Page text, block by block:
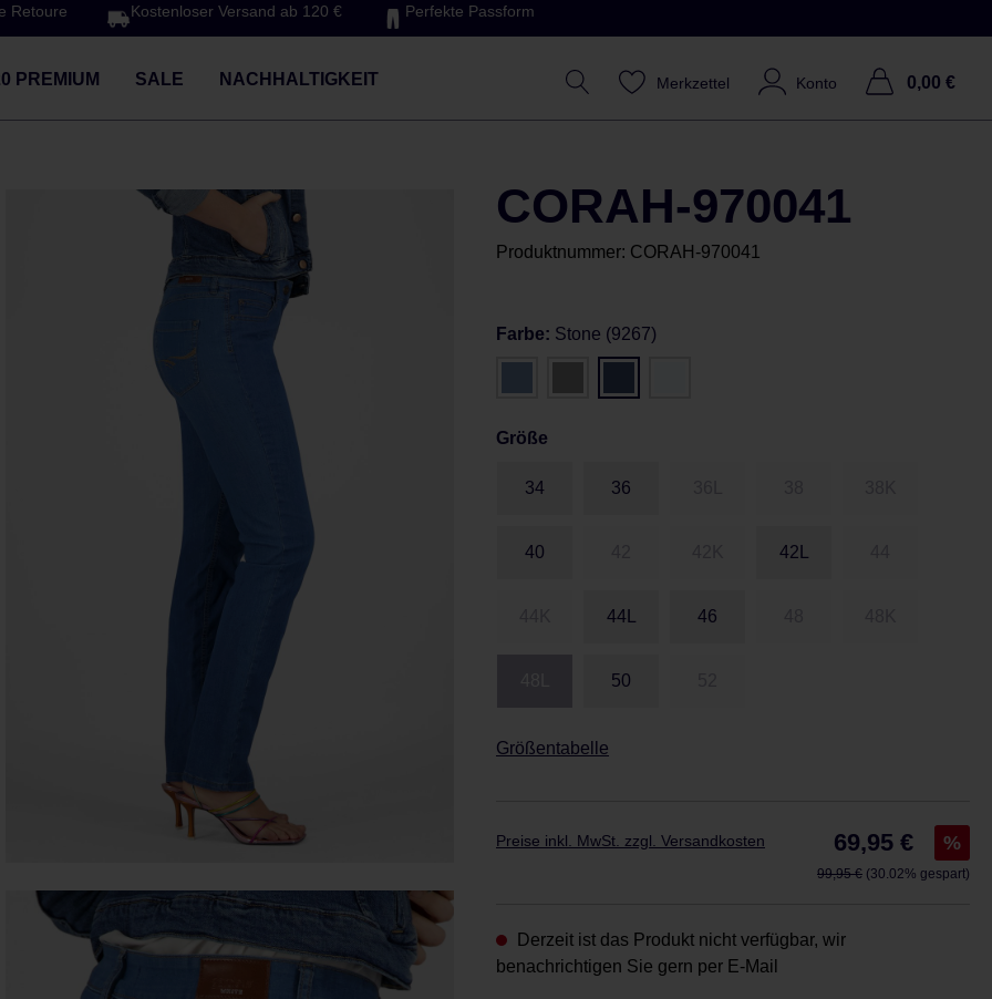
Retoure Kostenloser Versand ab 120 € Perfekte Passform
PREMIUM SALE NACHHALTIGKEIT Merkzettel Konto 0,00 €
CORAH-970041
Produktnummer: CORAH-970041
Farbe: Stone (9267)
Größe
34 36
40 42L
44L 46
50
Größentabelle
Preise inkl. MwSt. zzgl. Versandkosten Verkaufspreis:
69,95 € %
Regulärer Preis:
99,95 € (30.02% gespart)
Derzeit ist das Produkt nicht verfügbar, wir
benachrichtigen Sie gern per E-Mail